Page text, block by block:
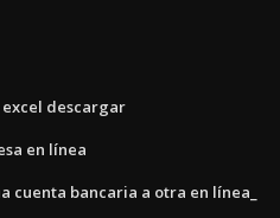
descargar
en línea
cuenta bancaria a otra en línea_